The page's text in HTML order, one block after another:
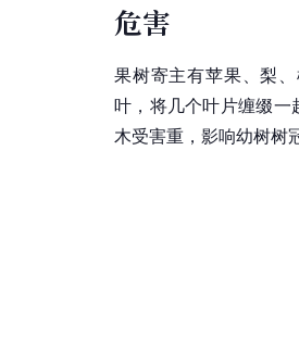
危害
果树寄主有苹果、梨
叶，将几个叶片缠缀一
木受害重，影响幼树树